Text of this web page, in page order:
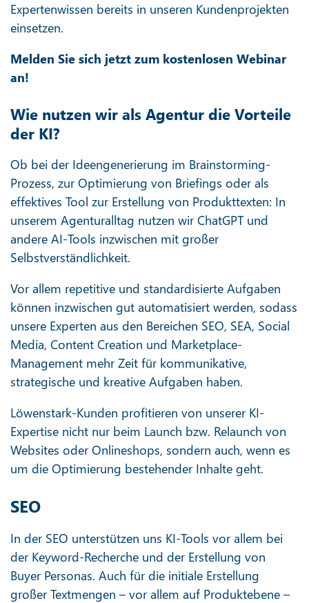
Expertenwissen bereits in unseren Kundenprojekten
einsetzen.
Melden Sie sich jetzt zum kostenlosen Webinar
an!
Wie nutzen wir als Agentur die Vorteile
der KI?
Ob bei der Ideengenerierung im Brainstorming-
Prozess, zur Optimierung von Briefings oder als
effektives Tool zur Erstellung von Produkttexten: In
unserem Agenturalltag nutzen wir ChatGPT und
andere AI-Tools inzwischen mit großer
Selbstverständlichkeit.
Vor allem repetitive und standardisierte Aufgaben
können inzwischen gut automatisiert werden, sodass
unsere Experten aus den Bereichen SEO, SEA, Social
Media, Content Creation und Marketplace-
Management mehr Zeit für kommunikative,
strategische und kreative Aufgaben haben.
Löwenstark-Kunden profitieren von unserer KI-
Expertise nicht nur beim Launch bzw. Relaunch von
Websites oder Onlineshops, sondern auch, wenn es
um die Optimierung bestehender Inhalte geht.
SEO
In der SEO unterstützen uns KI-Tools vor allem bei
der Keyword-Recherche und der Erstellung von
Buyer Personas. Auch für die initiale Erstellung
großer Textmengen – vor allem auf Produktebene –